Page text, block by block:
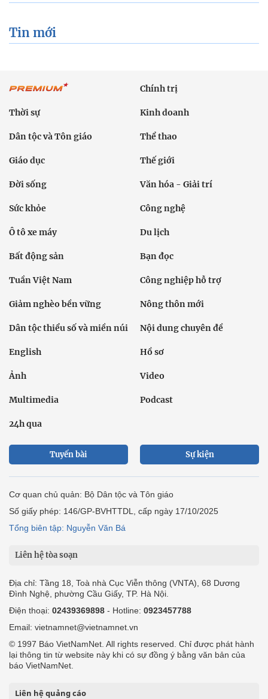
Tin mới
Chính trị
Thời sự Kinh doanh
Dân tộc và Tôn giáo Thể thao
Giáo dục Thế giới
Đời sống Văn hóa - Giải trí
Sức khỏe Công nghệ
Ô tô xe máy Du lịch
Bất động sản Bạn đọc
Tuần Việt Nam Công nghiệp hỗ trợ
Giảm nghèo bền vững Nông thôn mới
Dân tộc thiểu số và miền núi Nội dung chuyên đề
English Hồ sơ
Ảnh Video
Multimedia Podcast
24h qua
Tuyến bài Sự kiện
Cơ quan chủ quản: Bộ Dân tộc và Tôn giáo
Số giấy phép: 146/GP-BVHTTDL, cấp ngày 17/10/2025
Tổng biên tập: Nguyễn Văn Bá
Liên hệ tòa soạn
Địa chỉ: Tầng 18, Toà nhà Cục Viễn thông (VNTA), 68 Dương
Đình Nghệ, phường Cầu Giấy, TP. Hà Nội.
Điện thoại: 02439369898 - Hotline: 0923457788
Email: vietnamnet@vietnamnet.vn
© 1997 Báo VietNamNet. All rights reserved. Chỉ được phát hành
lại thông tin từ website này khi có sự đồng ý bằng văn bản của
báo VietNamNet.
Liên hệ quảng cáo